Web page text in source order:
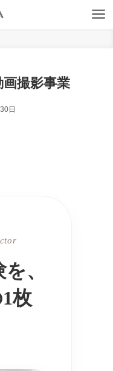
撮影事業
日
、
枚